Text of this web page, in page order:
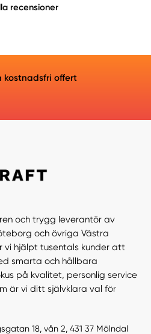
recensioner
kostnadsfri offert
och trygg leverantör av
och övriga Västra
vi hjälpt tusentals kunder att
smarta och hållbara
på kvalitet, personlig service
är vi ditt självklara val för
18, vån 2, 431 37 Mölndal